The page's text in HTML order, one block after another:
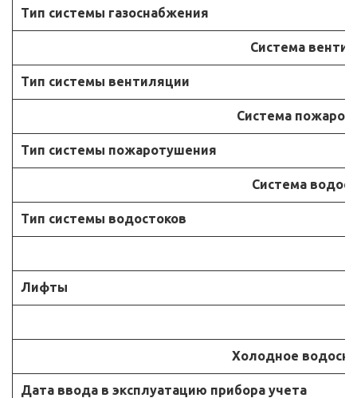
Тип системы газоснабжения
Система
Тип системы вентиляции
Система
Тип системы пожаротушения
Система
Тип системы водостоков
Лифты
Холодное
Дата ввода в эксплуатацию прибора учета